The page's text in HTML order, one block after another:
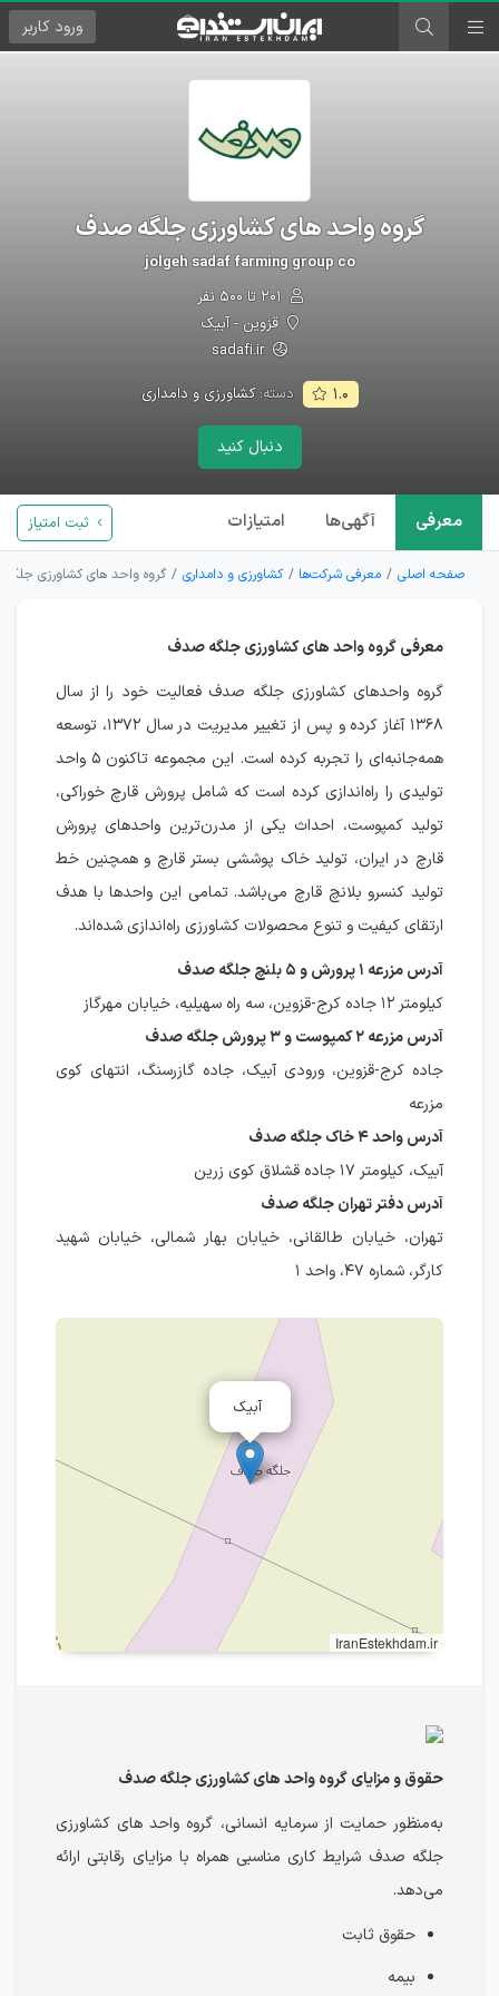
ورود کاربر
گروه واحد های کشاورزی جلگه صدف
jolgeh sadaf farming group co
قزوین - آبیک
sadafi.ir
۱.۰ دسته:کشاورزی و دامداری
دنبال کنید
معرفی آگهی‌ها امتیازات ثبت امتیاز
صفحه اصلی معرفی شرکت‌ها کشاورزی و دامداری گروه واحد های کشاورزی
معرفی گروه واحد های کشاورزی جلگه صدف
گروه واحدهای کشاورزی جلگه صدف فعالیت خود را از سال
۱۳۶۸ آغاز کرده و پس از تغییر مدیریت در سال ۱۳۷۲، توسعه
همه‌جانبه‌ای را تجربه کرده است. این مجموعه تاکنون ۵ واحد
تولیدی را راه‌اندازی کرده است که شامل پرورش قارچ خوراکی،
تولید کمپوست، احداث یکی از مدرن‌ترین واحدهای پرورش
قارچ در ایران، تولید خاک پوششی بستر قارچ و همچنین خط
تولید کنسرو بلانچ قارچ می‌باشد. تمامی این واحدها با هدف
ارتقای کیفیت و تنوع محصولات کشاورزی راه‌اندازی شده‌اند.
آدرس مزرعه ۱ پرورش و ۵ بلنچ جلگه صدف
کیلومتر ۱۲ جاده کرج-قزوین، سه راه سهیلیه، خیابان مهرگاز
آدرس مزرعه ۲ کمپوست و ۳ پرورش جلگه صدف
جاده کرج-قزوین، ورودی آبیک، جاده گازرسنگ، انتهای کوی
مزرعه
آدرس واحد ۴ خاک جلگه صدف
آبیک، کیلومتر ۱۷ جاده قشلاق کوی زرین
آدرس دفتر تهران جلگه صدف
تهران، خیابان طالقانی، خیابان بهار شمالی، خیابان شهید
كارگر، شماره ۴۷، واحد ۱
آبیک
IranEstekhdam.ir
حقوق و مزایای گروه واحد های کشاورزی جلگه صدف
به‌منظور حمایت از سرمایه انسانی، گروه واحد های کشاورزی
جلگه صدف شرایط کاری مناسبی همراه با مزایای رقابتی ارائه
می‌دهد.
حقوق ثابت
بیمه